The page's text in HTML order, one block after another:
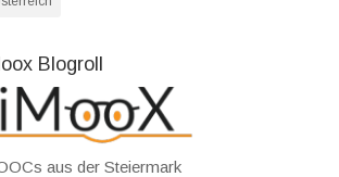
Blogroll
aus der Steiermark